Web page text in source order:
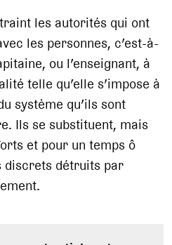
les autorités qui ont
les personnes, c’est-à-
ou l’enseignant, à
telle qu’elle s’impose à
système qu’ils sont
Ils se substituent, mais
et pour un temps ô
discrets détruits par